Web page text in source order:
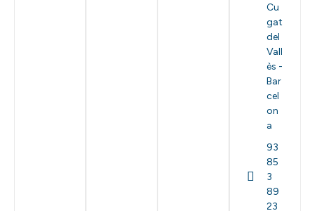
Cu
gat
del
Vall
ès -
Bar
cel
on
a
93
85
3
89
23